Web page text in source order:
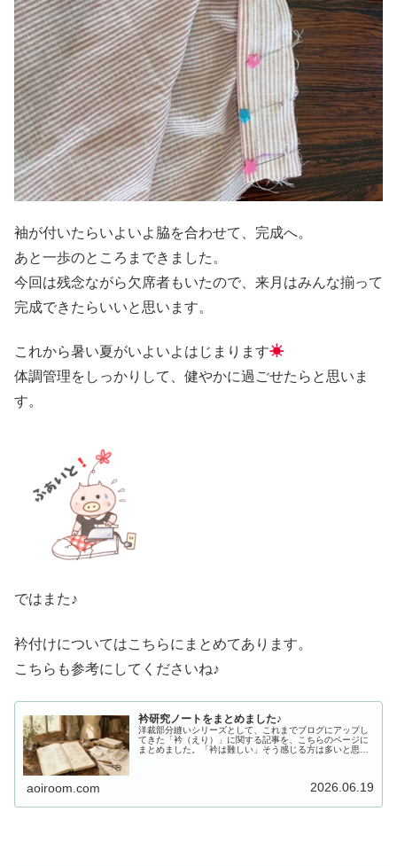
袖が付いたらいよいよ脇を合わせて、完成へ。
あと一歩のところまできました。
今回は残念ながら欠席者もいたので、来月はみんな揃って
完成できたらいいと思います。
これから暑い夏がいよいよはじまります☀
体調管理をしっかりして、健やかに過ごせたらと思いま
す。
ではまた♪
衿付けについてはこちらにまとめてあります。
こちらも参考にしてくださいね♪
衿研究ノートをまとめました♪
洋裁部分縫いシリーズとして、これまでブログにアップし
てきた「衿（えり）」に関する記事を、こちらのページに
まとめました。「衿は難しい」そう感じる方は多いと思い
aoiroom.com 2026.06.19